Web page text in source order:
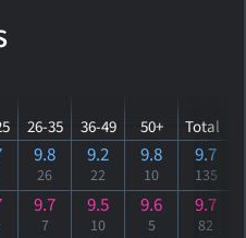
26-35 36-49 50+ Total
9.8
26
9.2
22
9.8
10
9.7
135
9.7
7
9.5
10
9.6
5
9.7
82